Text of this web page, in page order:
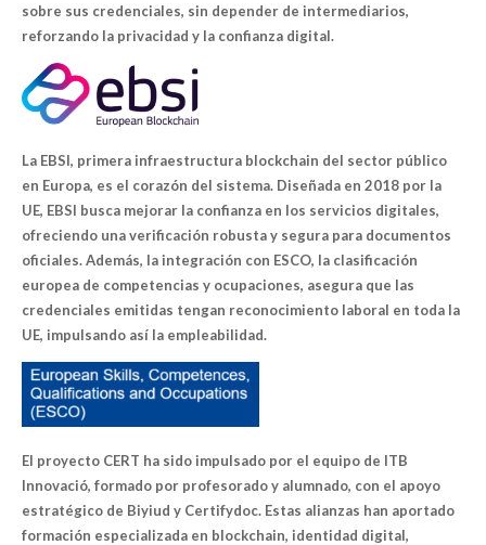
sobre sus credenciales, sin depender de intermediarios,
reforzando la privacidad y la confianza digital.
La EBSI, primera infraestructura blockchain del sector público
en Europa, es el corazón del sistema. Diseñada en 2018 por la
UE, EBSI busca mejorar la confianza en los servicios digitales,
ofreciendo una verificación robusta y segura para documentos
oficiales. Además, la integración con ESCO, la clasificación
europea de competencias y ocupaciones, asegura que las
credenciales emitidas tengan reconocimiento laboral en toda la
UE, impulsando así la empleabilidad.
El proyecto CERT ha sido impulsado por el equipo de ITB
Innovació, formado por profesorado y alumnado, con el apoyo
estratégico de Biyiud y Certifydoc. Estas alianzas han aportado
formación especializada en blockchain, identidad digital,